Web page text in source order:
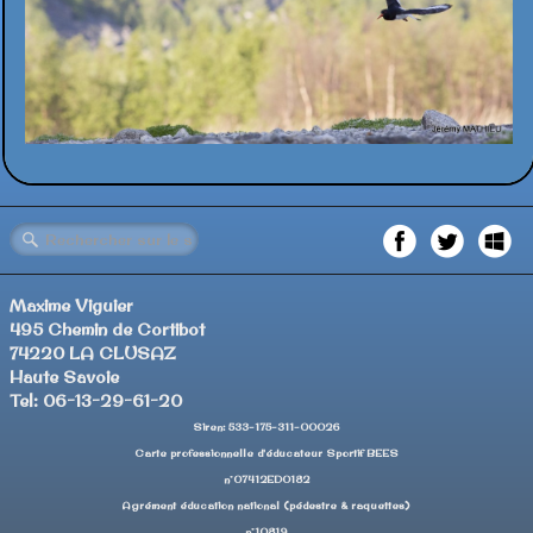
Maxime Viguier
495 Chemin de Cortibot
74220 LA CLUSAZ
Haute Savoie
Tel: 06-13-29-61-20
Siren: 533-175-311-00026
Carte professionnelle d'éducateur Sportif BEES
n°07412ED0182
Agrément éducation national (pédestre & raquettes)